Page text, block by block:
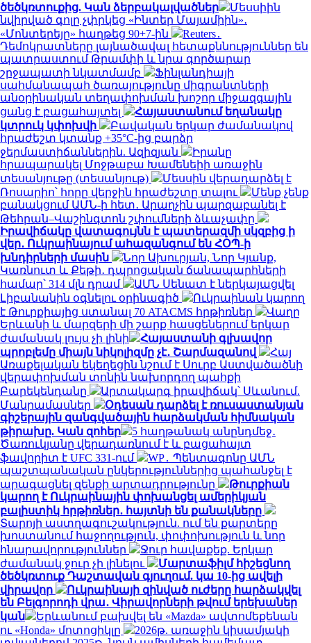
ծեծկռտուքից. Կան ձերբակալվածներ
Մեսսիին
նվիրված գոլը չփրկեց «Ինտեր Մայամիին»․
«Մոնտերեյը» հաղթեց 90+7-ին
Reuters․
Դեմոկրատները լայնածավալ հետաքննություններ են
պատրաստում Թրամփի և նրա գործարար
շրջապատի նկատմամբ
Ֆինլանդիայի
սահմանապահ ծառայությունը միգրանտների
անօրինական տեղափոխման խոշոր միջազգային
ցանց է բացահայտել
Հայաստանում եղանակը
կտրուկ կփոխվի
Բավական երկար ժամանակով
հրաժեշտ կտանք +35°C-ից բարձր
ջերմաստիճաններին. Ազիզյան
Իրանը
հրապարակել Մոջթաբա Խամենեիի առաջին
տեսանյութը (տեսանյութ)
Մեսսին վերադարձել է
Ռոսարիո՝ հորը վերջին հրաժեշտը տալու
Մենք չենք
բանակցում ԱՄՆ-ի հետ․ Արաղչին պարզաբանել է
Թեհրան–Վաշինգտոն շփումների ձևաչափը
Իրավիճակը վատագույնն է պատերազմի սկզբից ի
վեր․ Ուկրաինայում ահազանգում են ՀՕՊ-ի
խնդիրների մասին
Նոր Ախուրյան, Նոր Կյանք,
Կառնուտ և Քեթի․ դպրոցական ճանապարհների
համար՝ 314 մլն դրամ
ԱՄՆ Սենատ է ներկայացվել
Լիբանանին օգնելու օրինագիծ
Ուկրաինան կարող
է Թուրքիայից ստանալ 70 ATACMS հրթիռներ
Վաղը
Երևանի և մարզերի մի շարք հասցեներում երկար
ժամանակ լույս չի լինի
Հայաստանի գլխավոր
պրոբլեմը միայն նիկոլիզմը չէ․ Շարմազանով
Հայ
Առաքելական եկեղեցին նշում է Սուրբ Աստվածածնի
վերափոխման տոնին նախորդող պահքի
Բարեկենդանը
Արտակարգ իրավիճակ՝ Սևանում.
Մանրամասներ
Օդեսան դարձել է ռուսաստանյան
գիշերային զանգվածային հարձակման հիմնական
թիրախը. Կան զոհեր
5 հաղթանակ անընդմեջ․
Ծառուկյանը վերադառնում է և բացահայտ
ֆավորիտ է UFC 331-ում
WP․ Պենտագոնը ԱՄՆ
պաշտպանական ընկերություններից պահանջել է
արագացնել զենքի արտադրությունը
Թուրքիան
կարող է Ուկրաինային փոխանցել ամերիկյան
բալիստիկ հրթիռներ․ հայտնի են քանակները
Տարոյի աստղագուշակություն. ում են քարտերը
խոստանում հաջողություն, փոփոխություն և նոր
հնարավորություններ
Ջուր հավաքեք. Երկար
ժամանակ ջուր չի լինելու
Մարտաֆիլմ հիշեցնող
ծեծկռտուք Դաշտավան գյուղում. կա 10-ից ավելի
վիրավոր
Ուկրաինայի զինված ուժերը հարձակվել
են Բելգորոդի վրա․ Վիրավորների թվում երեխաներ
կան
Երևանում բախվել են «Mazda» ավտոմեքենան
ու «Honda» մոտոցիկլը
2026թ. առաջին կիսամյակի